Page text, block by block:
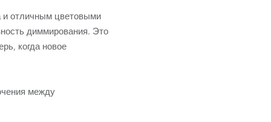
отличным цветовыми
диммирования. Это
когда новое
между